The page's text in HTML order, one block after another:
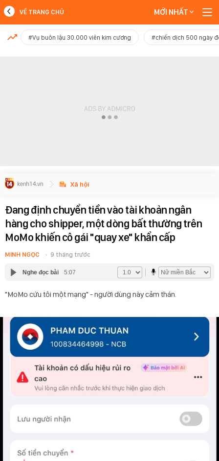
MỚI NHẤT
VỀ TRANG CHỦ MỚI NHẤT
#Vụ buôn lậu 30.000 viên kim cương #chiến dịch 500 ngày
Xã hội
Đang định chuyển tiền vào tài khoản ngân
hàng cho shipper, một dòng bất thường trên
MoMo khiến cô gái "quay xe" khẩn cấp
MINH NGỌC 9 tháng trước
Nghe đọc bài 5:07
"MoMo cứu tôi một mạng" - người dùng này cảm thán.